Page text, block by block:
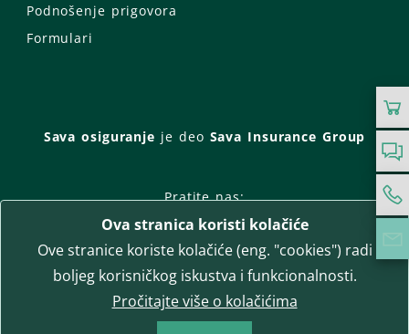
Podnošenje prigovora
Formulari
Sava osiguranje je deo Sava Insurance Group
Pratite nas:
Facebook
Instagram
LinkedIn
Twitter
YouTube
WhatsApp
T-media d.o.o. | napredne komunikacije
Ova stranica koristi kolačiće
Ove stranice koriste kolačiće (eng. "cookies") radi
boljeg korisničkog iskustva i funkcionalnosti.
Pročitajte više o kolačićima